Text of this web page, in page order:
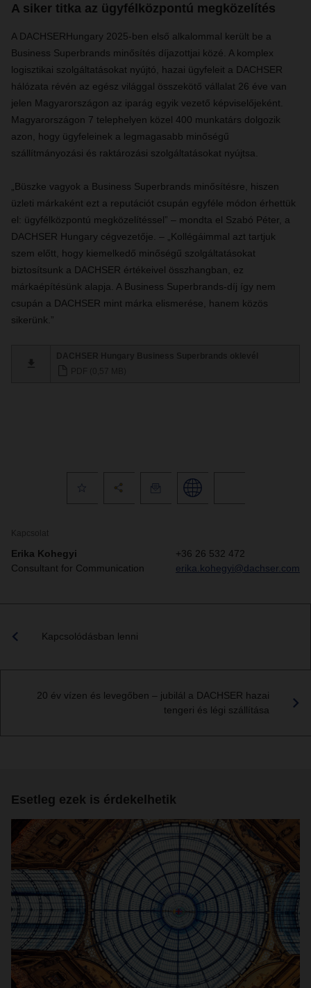
A siker titka az ügyfélközpontú megközelítés
A DACHSERHungary 2025-ben első alkalommal került be a
Business Superbrands minősítés díjazottjai közé. A komplex
logisztikai szolgáltatásokat nyújtó, hazai ügyfeleit a DACHSER
hálózata révén az egész világgal összekötő vállalat 26 éve van
jelen Magyarországon az iparág egyik vezető képviselőjeként.
Magyarországon 7 telephelyen közel 400 munkatárs dolgozik
azon, hogy ügyfeleinek a legmagasabb minőségű
szállítmányozási és raktározási szolgáltatásokat nyújtsa.
„Büszke vagyok a Business Superbrands minősítésre, hiszen
üzleti márkaként ezt a reputációt csupán egyféle módon érhettük
el: ügyfélközpontú megközelítéssel” – mondta el Szabó Péter, a
DACHSER Hungary cégvezetője. – „Kollégáimmal azt tartjuk
szem előtt, hogy kiemelkedő minőségű szolgáltatásokat
biztosítsunk a DACHSER értékeivel összhangban, ez
márkaépítésünk alapja. A Business Superbrands-díj így nem
csupán a DACHSER mint márka elismerése, hanem közös
sikerünk.”
Kapcsolat
Erika Kohegyi
Consultant for Communication
+36 26 532 472
erika.kohegyi@dachser.com
Kapcsolódásban lenni
20 év vízen és levegőben – jubilál a DACHSER hazai
tengeri és légi szállítása
Esetleg ezek is érdekelhetik